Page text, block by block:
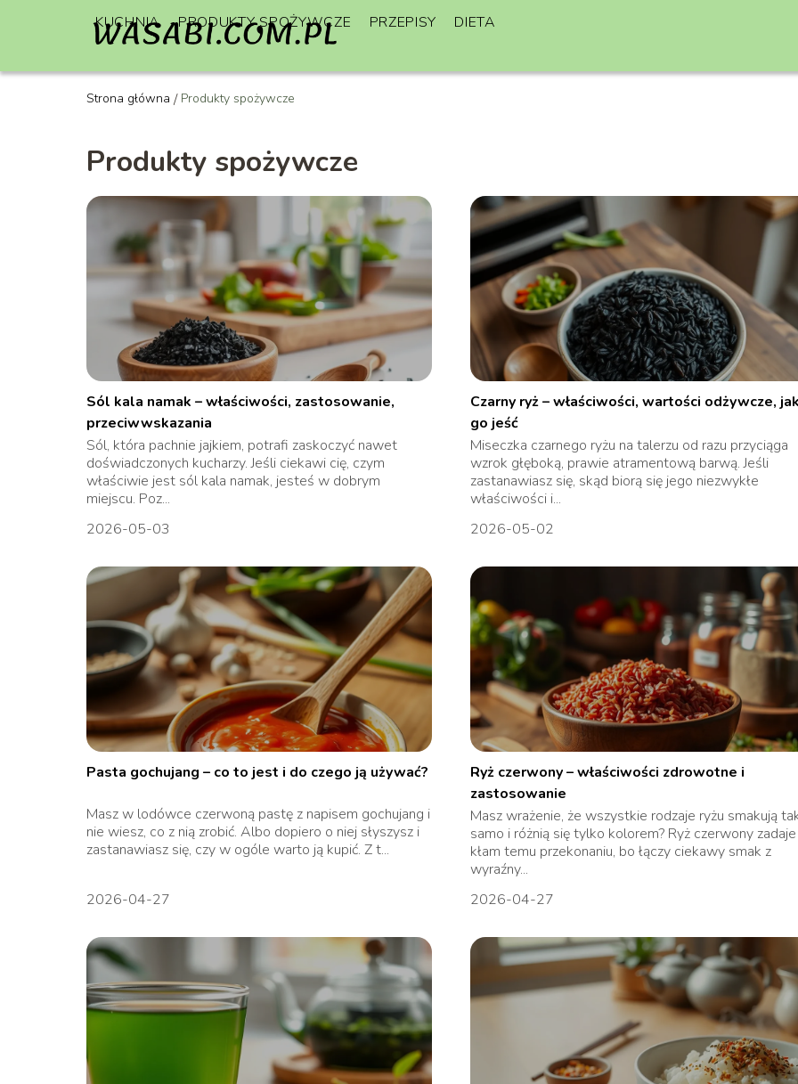
KUCHNIA PRODUKTY SPOŻYWCZE PRZEPISY DIETA
Strona główna / Produkty spożywcze
Produkty spożywcze
Sól kala namak – właściwości, zastosowanie,
przeciwwskazania
Sól, która pachnie jajkiem, potrafi zaskoczyć nawet
doświadczonych kucharzy. Jeśli ciekawi cię, czym
właściwie jest sól kala namak, jesteś w dobrym
miejscu. Poz...
2026-05-03
Czarny ryż – właściwości, wartości odżywcze,
go jeść
Miseczka czarnego ryżu na talerzu od razu przyciąga
wzrok głęboką, prawie atramentową barwą. Jeśli
zastanawiasz się, skąd biorą się jego niezwykłe
właściwości i...
2026-05-02
Pasta gochujang – co to jest i do czego ją używać?
Masz w lodówce czerwoną pastę z napisem gochujang i
nie wiesz, co z nią zrobić. Albo dopiero o niej słyszysz i
zastanawiasz się, czy w ogóle warto ją kupić. Z t...
2026-04-27
Ryż czerwony – właściwości zdrowotne i
zastosowanie
Masz wrażenie, że wszystkie rodzaje ryżu smakują
samo i różnią się tylko kolorem? Ryż czerwony zadaje
kłam temu przekonaniu, bo łączy ciekawy smak z
wyraźny...
2026-04-27